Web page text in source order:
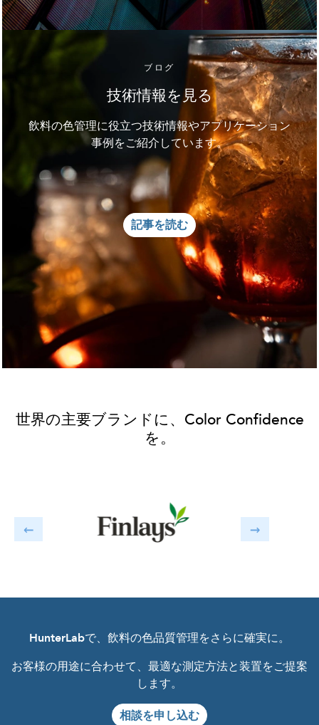
ブログ
技術情報を見る
飲料の色管理に役立つ技術情報やアプリケーション
事例をご紹介しています。
記事を読む
世界の主要ブランドに、Color Confidence
を。
HunterLabで、飲料の色品質管理をさらに確実に。
お客様の用途に合わせて、最適な測定方法と装置をご提案
します。
相談を申し込む